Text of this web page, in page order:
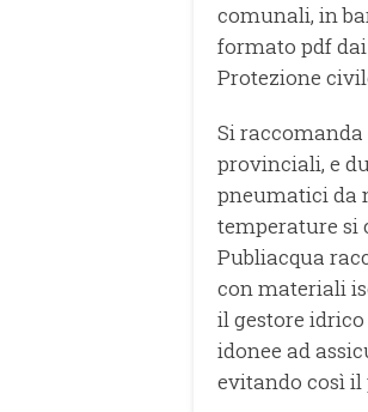
comunali, in
formato pdf
Protezione
Si
provinciali, e
pneumatici da
temperature si
Publiacqua
con materiali
il gestore
idonee ad
evitando così